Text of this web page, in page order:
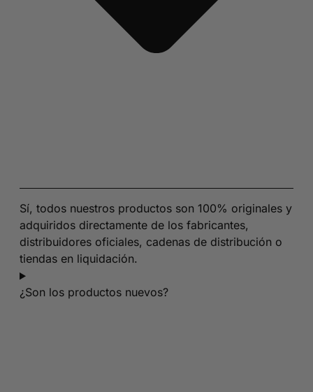
Sí, todos nuestros productos son 100% originales y
adquiridos directamente de los fabricantes,
distribuidores oficiales, cadenas de distribución o
tiendas en liquidación.
¿Son los productos nuevos?